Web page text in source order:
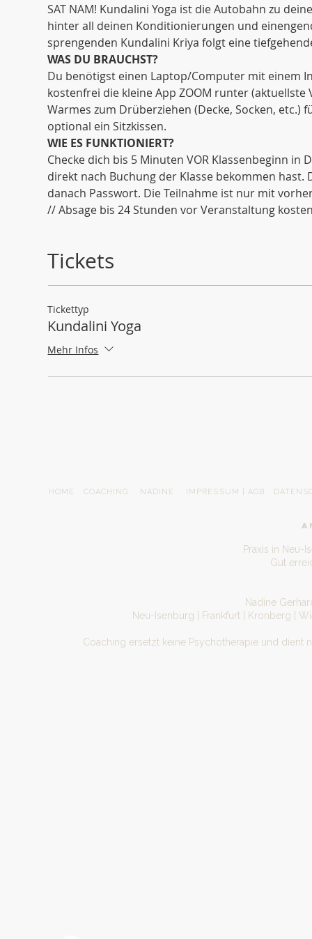
SAT NAM! Kundalini Yoga ist die Autobahn zu
hinter all deinen Konditionierungen und
sprengenden Kundalini Kriya folgt eine
WAS DU BRAUCHST?
Du benötigst einen Laptop/Computer mit einem
kostenfrei die kleine App ZOOM runter
Warmes zum Drüberziehen (Decke, Socken,
optional ein Sitzkissen.
WIE ES FUNKTIONIERT?
Checke dich bis 5 Minuten VOR Klassenbeginn in
direkt nach Buchung der Klasse bekommen
danach Passwort. Die Teilnahme ist nur mit
// Absage bis 24 Stunden vor Veranstaltung
Tickets
Tickettyp
Kundalini Yoga
Mehr Infos
HOME COACHING NADINE IMPRESSUM | AGB
Praxis in Neu-
Gut
Nadine
Neu-Isenburg | Frankfurt | Kronberg |
Coaching ersetzt keine Psychotherapie und dient